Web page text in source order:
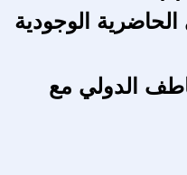
الوجودية
الدولي مع